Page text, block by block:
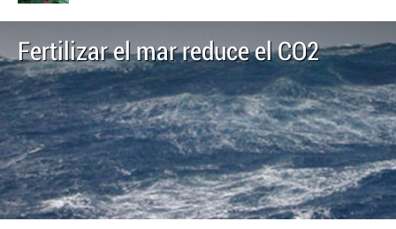
Fertilizar el mar reduce el CO2